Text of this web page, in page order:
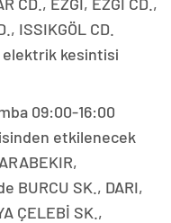
ISSIKGÖL CD.
elektrik kesintisi
09:00-16:00
etkilenecek
BURCU SK., DARI,
ÇELEBİ SK.,